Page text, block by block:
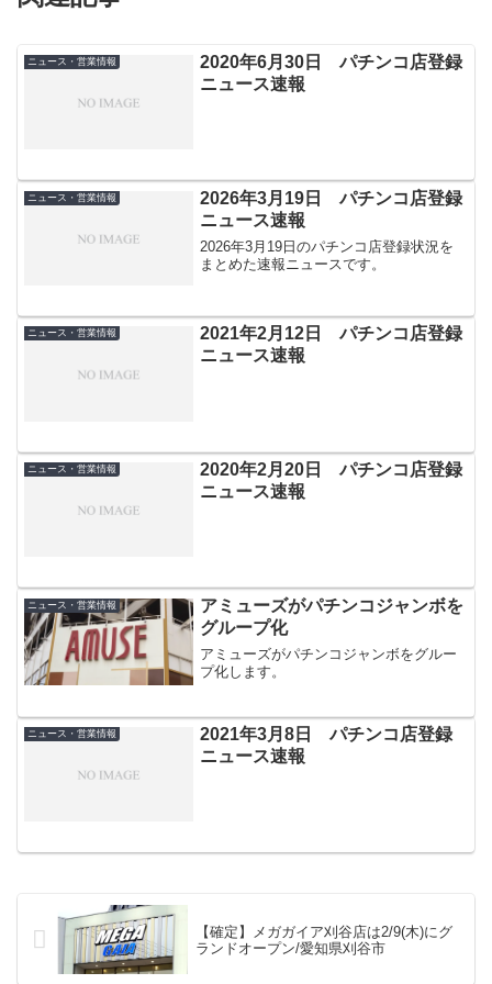
ニュース・営業情報
2020年6月30日 パチンコ店登録
ニュース速報
ニュース・営業情報
2026年3月19日 パチンコ店登録
ニュース速報
2026年3月19日のパチンコ店登録状況を
まとめた速報ニュースです。
ニュース・営業情報
2021年2月12日 パチンコ店登録
ニュース速報
ニュース・営業情報
2020年2月20日 パチンコ店登録
ニュース速報
ニュース・営業情報
アミューズがパチンコジャンボを
グループ化
アミューズがパチンコジャンボをグルー
プ化します。
ニュース・営業情報
2021年3月8日 パチンコ店登録
ニュース速報
【確定】メガガイア刈谷店は2/9(木)にグ
ランドオープン/愛知県刈谷市